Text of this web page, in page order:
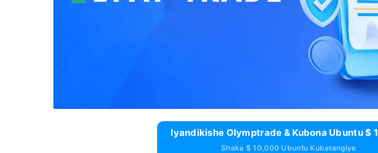
Iyandikishe Olymptrade & Kubona Ubuntu $
Shaka $ 10,000 Ubuntu Kubatangiye